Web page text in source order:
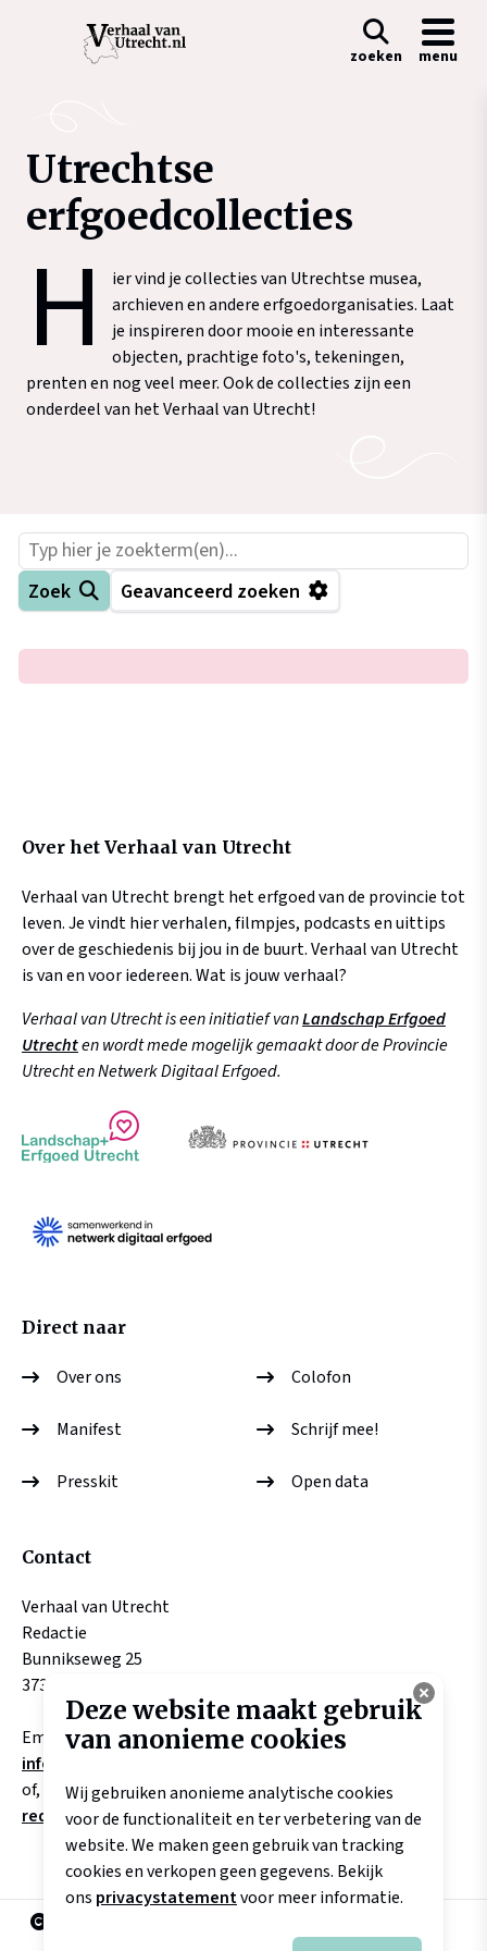
zoeken menu
Utrechtse
erfgoedcollecties
H
ier vind je collecties van Utrechtse musea,
archieven en andere erfgoedorganisaties. Laat
je inspireren door mooie en interessante
objecten, prachtige foto's, tekeningen,
prenten en nog veel meer. Ook de collecties zijn een
onderdeel van het Verhaal van Utrecht!
Zoek Geavanceerd zoeken
Over het Verhaal van Utrecht
Verhaal van Utrecht brengt het erfgoed van de provincie tot
leven. Je vindt hier verhalen, filmpjes, podcasts en uittips
over de geschiedenis bij jou in de buurt. Verhaal van Utrecht
is van en voor iedereen. Wat is jouw verhaal?
Verhaal van Utrecht is een initiatief vanLandschap Erfgoed
Utrechten wordt mede mogelijk gemaakt door de Provincie
Utrecht en Netwerk Digitaal Erfgoed.
Direct naar
Over ons Colofon
Manifest Schrijf mee!
Presskit Open data
Contact
Verhaal van Utrecht
Redactie
Bunnikseweg 25
3732 HV DE BILT
Email:
info@verhaalvanutrecht.nl
of, aangaande verhalen
redactie@verhaalvanutrecht.nl
Deze website maakt gebruik
van anonieme cookies
Wij gebruiken anonieme analytische cookies
voor de functionaliteit en ter verbetering van de
website. We maken geen gebruik van tracking
cookies en verkopen geen gegevens. Bekijk
ons privacystatementvoor meer informatie.